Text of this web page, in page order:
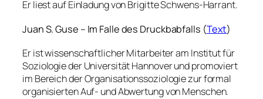
Er liest auf Einladung von Brigitte Schwens-Harrant.
Juan S. Guse – Im Falle des Druckbabfalls (Text)
Er ist wissenschaftlicher Mitarbeiter am Institut für
Soziologie der Universität Hannover und promoviert
im Bereich der Organisationssoziologie zur formal
organisierten Auf- und Abwertung von Menschen.